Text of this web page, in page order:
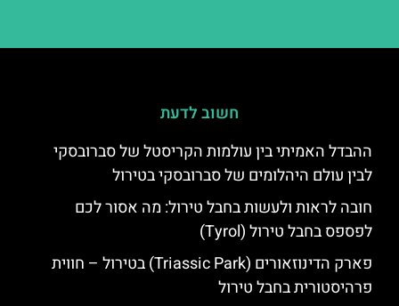
חשוב לדעת
ההבדל האמיתי בין עולמות הקריסטל של סברובסקי
לבין עולם היהלומים של סברובסקי בטירול
חובה לראות ולעשות בחבל טירול: מה אסור לכם
לפספס בחבל טירול (Tyrol)
פארק הדינוזאורים (Triassic Park) בטירול – חווית
פרהיסטורית בחבל טירול